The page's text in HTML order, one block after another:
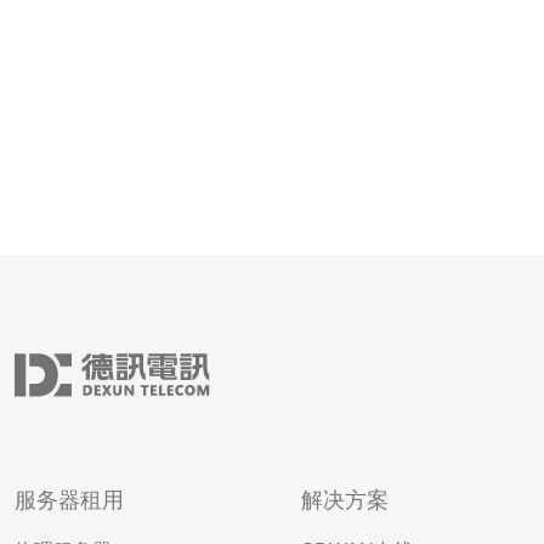
服务器租用 解决方案